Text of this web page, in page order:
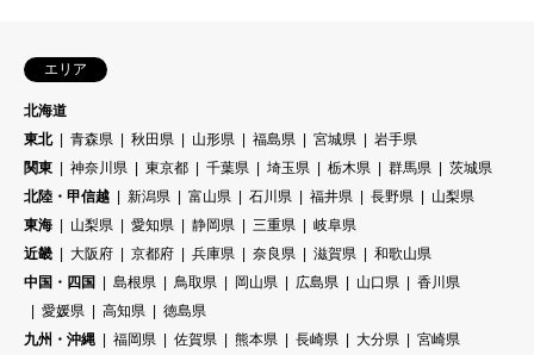
エリア
北海道
東北
青森県 秋田県 山形県 福島県 宮城県
岩手県
関東
神奈川県 東京都 千葉県 埼玉県 栃木県 群馬県
茨城県
北陸・甲信越
新潟県 富山県 石川県 福井県 長野県
山梨県
東海
山梨県 愛知県 静岡県 三重県
岐阜県
近畿
大阪府 京都府 兵庫県 奈良県 滋賀県
和歌山県
中国・四国
島根県 鳥取県 岡山県 広島県 山口県
香川県
愛媛県
高知県
徳島県
九州・沖縄
福岡県 佐賀県 熊本県 長崎県 大分県
宮崎県